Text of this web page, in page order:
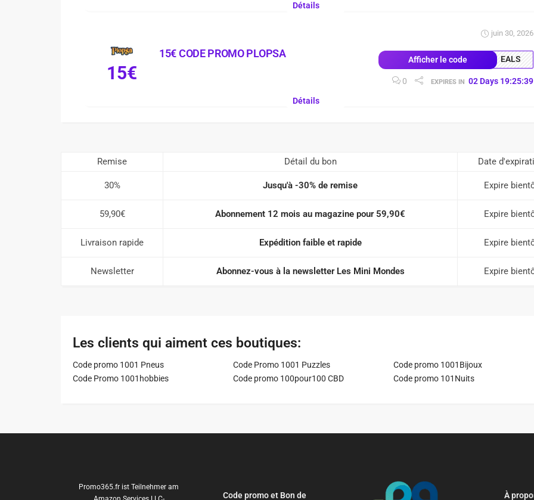
Détails
15€
15€ CODE PROMO PLOPSA
juin 30, 2026
Afficher le code EALS
0 EXPIRES IN 02 Days 19:25:38
Détails
Remise Détail du bon Date
30% Jusqu'à -30% de remise Expire
59,90€ Abonnement 12 mois au magazine pour 59,90€ Expire
Livraison rapide Expédition faible et rapide Expire
Newsletter Abonnez-vous à la newsletter Les Mini Mondes Expire
Les clients qui aiment ces boutiques:
Code promo 1001 Pneus Code Promo 1001 Puzzles
Code promo 1001Bijoux
Code Promo 1001hobbies
Code promo 100pour100 CBD Code promo 101Nuits
Promo365.fr ist Teilnehmer am
Code promo et Bon de À